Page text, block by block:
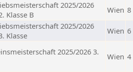
2025/2026
Klasse B
Wien 8
2025/2026
Klasse
Wien 6
2025/2026 3.
Wien 4